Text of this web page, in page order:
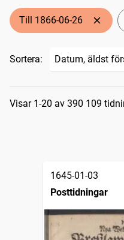
Till 1866-06-26
Sortera:
Visar 1-20 av 390 109
1645-01-03
Posttidningar